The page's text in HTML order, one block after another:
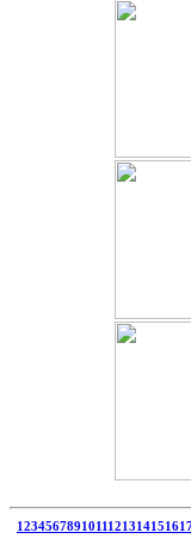
12345678910111213141516